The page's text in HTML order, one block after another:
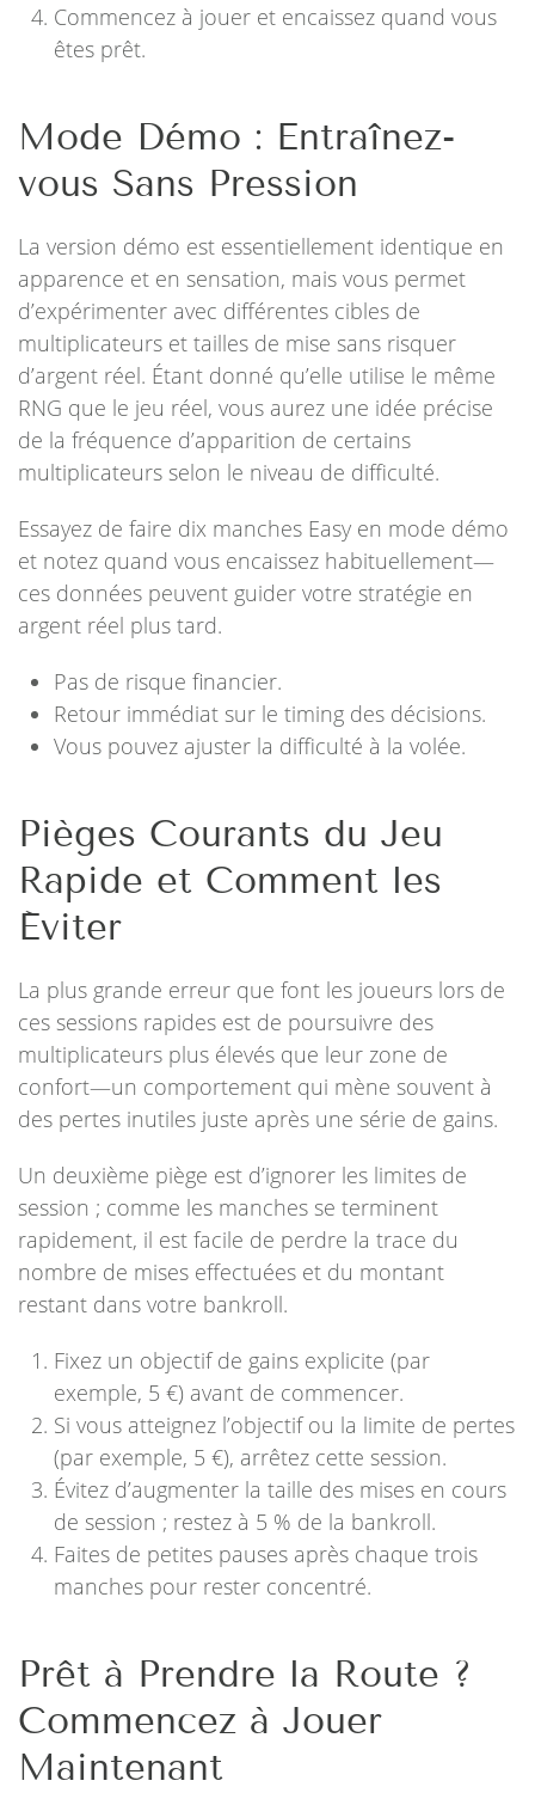
Commencez à jouer et encaissez quand vous
êtes prêt.
Mode Démo : Entraînez-
vous Sans Pression
La version démo est essentiellement identique en
apparence et en sensation, mais vous permet
d’expérimenter avec différentes cibles de
multiplicateurs et tailles de mise sans risquer
d’argent réel. Étant donné qu’elle utilise le même
RNG que le jeu réel, vous aurez une idée précise
de la fréquence d’apparition de certains
multiplicateurs selon le niveau de difficulté.
Essayez de faire dix manches Easy en mode démo
et notez quand vous encaissez habituellement—
ces données peuvent guider votre stratégie en
argent réel plus tard.
Pas de risque financier.
Retour immédiat sur le timing des décisions.
Vous pouvez ajuster la difficulté à la volée.
Pièges Courants du Jeu
Rapide et Comment les
Éviter
La plus grande erreur que font les joueurs lors de
ces sessions rapides est de poursuivre des
multiplicateurs plus élevés que leur zone de
confort—un comportement qui mène souvent à
des pertes inutiles juste après une série de gains.
Un deuxième piège est d’ignorer les limites de
session ; comme les manches se terminent
rapidement, il est facile de perdre la trace du
nombre de mises effectuées et du montant
restant dans votre bankroll.
Fixez un objectif de gains explicite (par
exemple, 5 €) avant de commencer.
Si vous atteignez l’objectif ou la limite de pertes
(par exemple, 5 €), arrêtez cette session.
Évitez d’augmenter la taille des mises en cours
de session ; restez à 5 % de la bankroll.
Faites de petites pauses après chaque trois
manches pour rester concentré.
Prêt à Prendre la Route ?
Commencez à Jouer
Maintenant